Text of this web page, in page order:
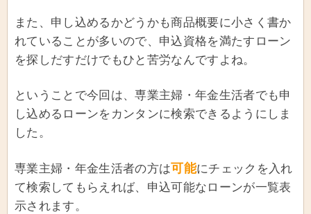
また、申し込めるかどうかも商品概要に小さく書か
れていることが多いので、申込資格を満たすローン
を探しだすだけでもひと苦労なんですよね。
ということで今回は、専業主婦・年金生活者でも申
し込めるローンをカンタンに検索できるようにしま
した。
専業主婦・年金生活者の方は可能にチェックを入れ
て検索してもらえれば、申込可能なローンが一覧表
示されます。